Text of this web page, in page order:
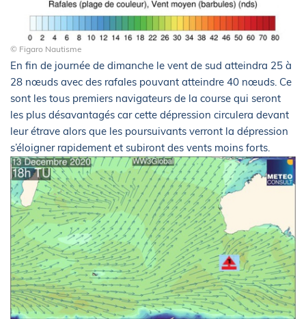
© Figaro Nautisme
En fin de journée de dimanche le vent de sud atteindra 25 à
28 nœuds avec des rafales pouvant atteindre 40 nœuds. Ce
sont les tous premiers navigateurs de la course qui seront
les plus désavantagés car cette dépression circulera devant
leur étrave alors que les poursuivants verront la dépression
s’éloigner rapidement et subiront des vents moins forts.